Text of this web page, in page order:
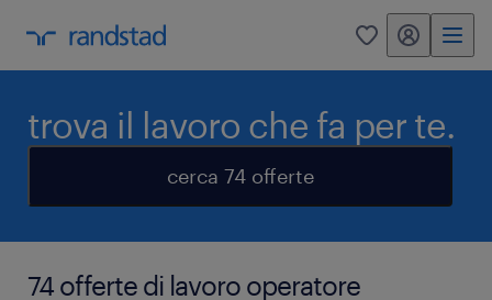
0 my randstad
trova il lavoro che fa per te.
cerca 74 offerte
74 offerte di lavoro operatore